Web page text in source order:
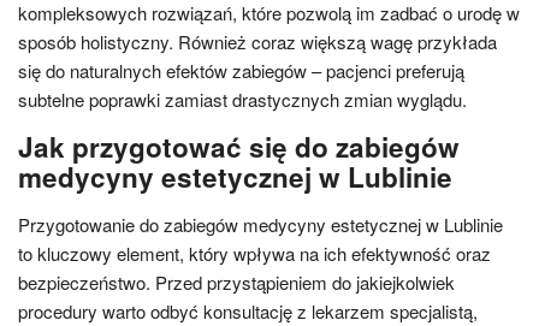
kompleksowych rozwiązań, które pozwolą im zadbać o urodę w
sposób holistyczny. Również coraz większą wagę przykłada
się do naturalnych efektów zabiegów – pacjenci preferują
subtelne poprawki zamiast drastycznych zmian wyglądu.
Jak przygotować się do zabiegów
medycyny estetycznej w Lublinie
Przygotowanie do zabiegów medycyny estetycznej w Lublinie
to kluczowy element, który wpływa na ich efektywność oraz
bezpieczeństwo. Przed przystąpieniem do jakiejkolwiek
procedury warto odbyć konsultację z lekarzem specjalistą,